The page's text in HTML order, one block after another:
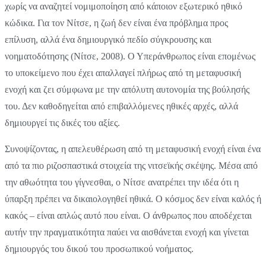
χωρίς να αναζητεί νομιμοποίηση από κάποιον εξωτερικό ηθικό
κώδικα. Για τον Νίτσε, η ζωή δεν είναι ένα πρόβλημα προς
επίλυση, αλλά ένα δημιουργικό πεδίο σύγκρουσης και
νοηματοδότησης (Νίτσε, 2008). Ο Υπεράνθρωπος είναι επομένως
το υποκείμενο που έχει απαλλαγεί πλήρως από τη μεταφυσική
ενοχή και ζει σύμφωνα με την απόλυτη αυτονομία της βούλησής
του. Δεν καθοδηγείται από επιβαλλόμενες ηθικές αρχές, αλλά
δημιουργεί τις δικές του αξίες.
Συνοψίζοντας, η απελευθέρωση από τη μεταφυσική ενοχή είναι ένα
από τα πιο ριζοσπαστικά στοιχεία της νιτσεϊκής σκέψης. Μέσα από
την αθωότητα του γίγνεσθαι, ο Νίτσε ανατρέπει την ιδέα ότι η
ύπαρξη πρέπει να δικαιολογηθεί ηθικά. Ο κόσμος δεν είναι καλός ή
κακός – είναι απλώς αυτό που είναι. Ο άνθρωπος που αποδέχεται
αυτήν την πραγματικότητα παύει να αισθάνεται ενοχή και γίνεται
δημιουργός του δικού του προσωπικού νοήματος.